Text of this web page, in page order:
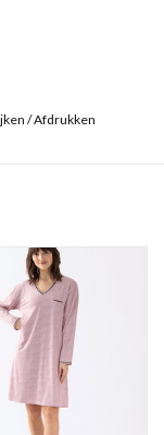
/Afdrukken